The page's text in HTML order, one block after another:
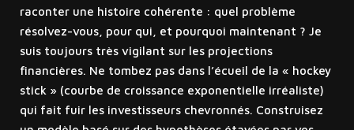
raconter une histoire cohérente : quel problème
résolvez-vous, pour qui, et pourquoi maintenant ? Je
suis toujours très vigilant sur les projections
financières. Ne tombez pas dans l’écueil de la « hockey
stick » (courbe de croissance exponentielle irréaliste)
qui fait fuir les investisseurs chevronnés. Construisez